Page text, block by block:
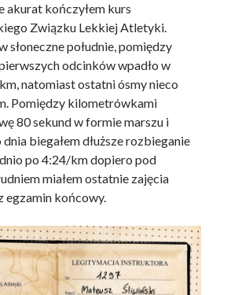
akurat kończyłem kurs
Związku Lekkiej Atletyki.
słoneczne południe, pomiędzy
odcinków wpadło w
natomiast ostatni ósmy nieco
Pomiędzy kilometrówkami
80 sekund w formie marszu i
biegałem dłuższe rozbieganie
po 4:24/km dopiero pod
miałem ostatnie zajęcia
egzamin końcowy.